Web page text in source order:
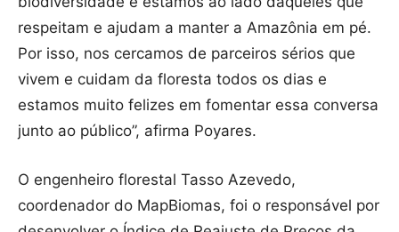
respeitam e ajudam a manter a Amazônia em pé.
Por isso, nos cercamos de parceiros sérios que
vivem e cuidam da floresta todos os dias e
estamos muito felizes em fomentar essa conversa
junto ao público”, afirma Poyares.
O engenheiro florestal Tasso Azevedo,
coordenador do MapBiomas, foi o responsável por